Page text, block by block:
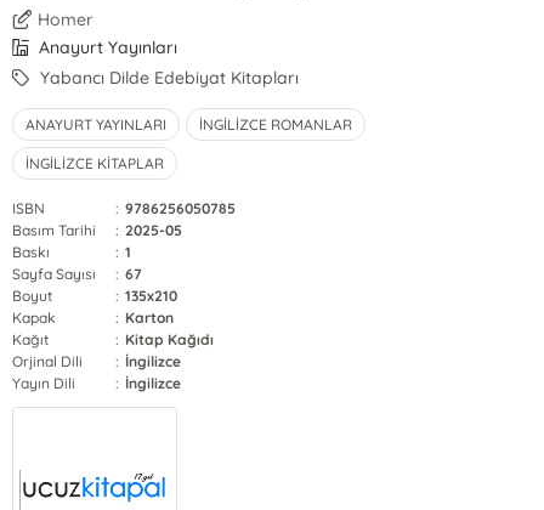
Homer
Anayurt Yayınları
Yabancı Dilde Edebiyat Kitapları
ANAYURT YAYINLARI İNGİLİZCE ROMANLAR
İNGİLİZCE KİTAPLAR
ISBN : 9786256050785
Basım Tarihi
: 2025-05
Baskı
: 1
Sayfa Sayısı
: 67
Boyut
: 135x210
Kapak
: Karton
Kağıt
: Kitap Kağıdı
Orjinal Dili
: İngilizce
Yayın Dili
: İngilizce